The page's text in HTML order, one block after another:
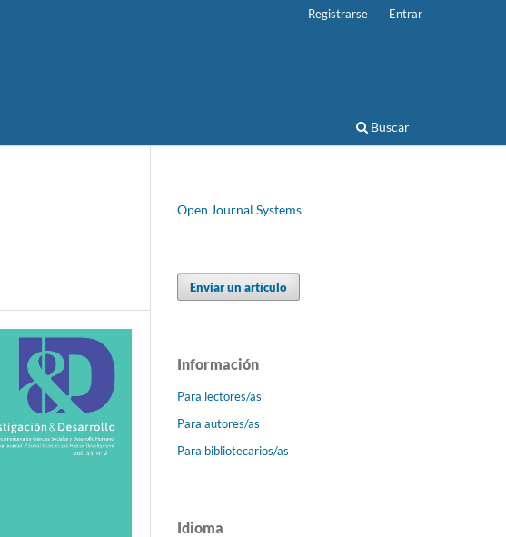
Buscar
Registrarse Entrar
Open Journal Systems
Enviar un artículo
Información
Para lectores/as
Para autores/as
Para bibliotecarios/as
Idioma